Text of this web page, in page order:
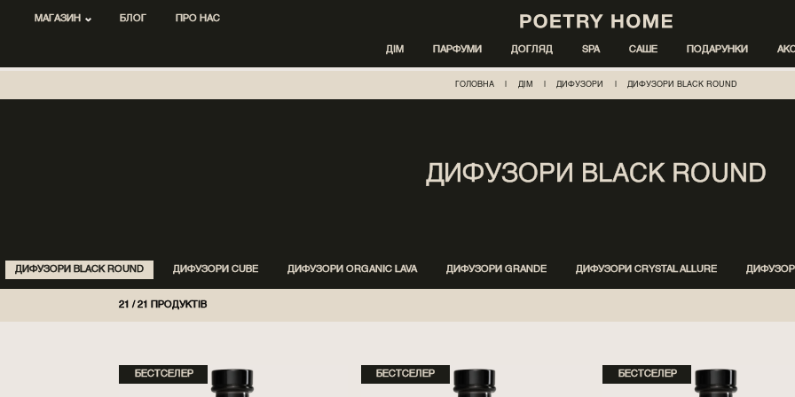
МАГАЗИН БЛОГ ПРО НАС
ДІМ ПАРФУМИ ДОГЛЯД SPA САШЕ ПОДАРУНКИ
ГОЛОВНА ДІМ ДИФУЗОРИ ДИФУЗОРИ BLACK ROUND
ДИФУЗОРИ BLACK ROUND
ДИФУЗОРИ BLACK ROUND ДИФУЗОРИ CUBE ДИФУЗОРИ ORGANIC LAVA ДИФУЗОРИ GRANDE ДИФУЗОРИ CRYSTAL ALLURE
21 /21 ПРОДУКТІВ
БЕСТСЕЛЕР БЕСТСЕЛЕР БЕСТСЕЛЕР